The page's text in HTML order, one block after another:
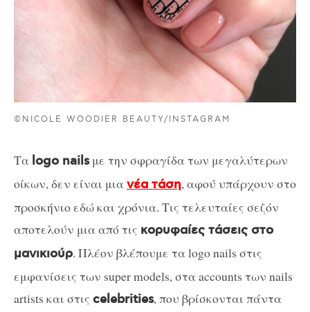
©NICOLE WOODIER BEAUTY/INSTAGRAM
Τα logo nailsμε την σφραγίδα των μεγαλύτερων
οίκων, δεν είναι μιανέα τάση, αφού υπάρχουν στο
προσκήνιο εδώ και χρόνια. Τις τελευταίες σεζόν
αποτελούν μια από τις κορυφαίες τάσεις στο
μανικιούρ. Πλέον βλέπουμε τα logo nails στις
εμφανίσεις των super models, στα accounts των nails
artists και στις celebrities, που βρίσκονται πάντα